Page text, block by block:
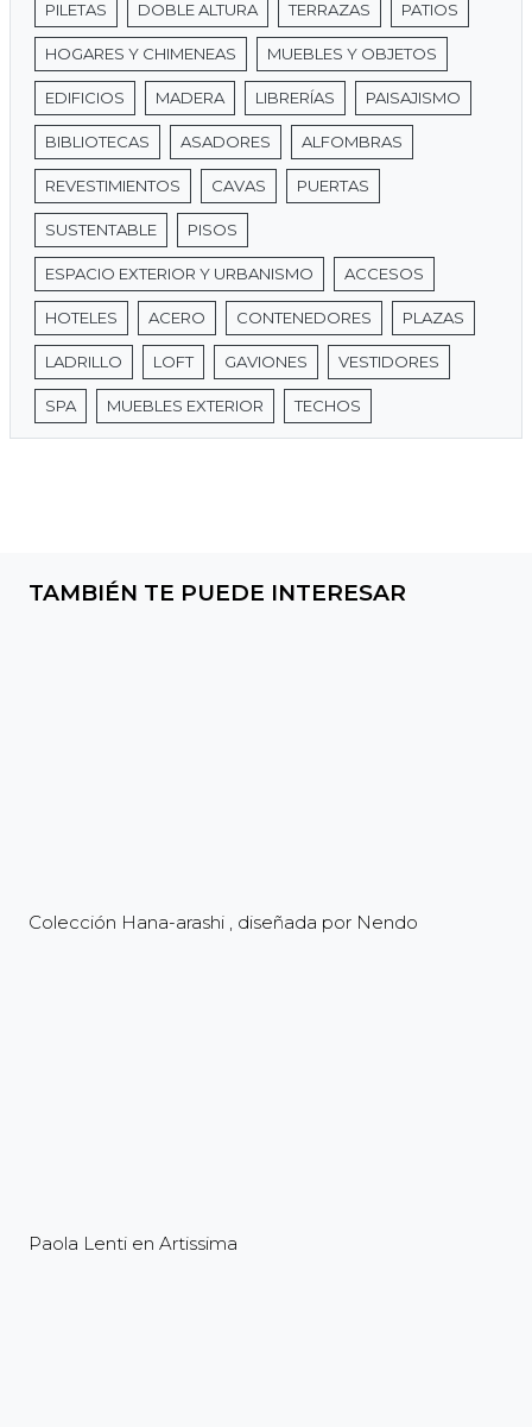
PILETAS DOBLE ALTURA TERRAZAS PATIOS
HOGARES Y CHIMENEAS MUEBLES Y OBJETOS
EDIFICIOS MADERA LIBRERÍAS PAISAJISMO
BIBLIOTECAS ASADORES ALFOMBRAS
REVESTIMIENTOS CAVAS PUERTAS
SUSTENTABLE PISOS
ESPACIO EXTERIOR Y URBANISMO ACCESOS
HOTELES ACERO CONTENEDORES PLAZAS
LADRILLO LOFT GAVIONES VESTIDORES
SPA MUEBLES EXTERIOR TECHOS
TAMBIÉN TE PUEDE INTERESAR
Colección Hana-arashi , diseñada por Nendo
Paola Lenti en Artissima